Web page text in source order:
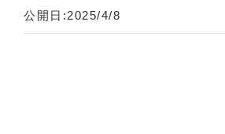
公開日:2025/4/8